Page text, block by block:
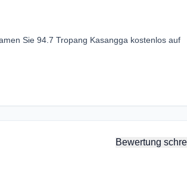
Sie 94.7 Tropang Kasangga kostenlos auf
Bewertung